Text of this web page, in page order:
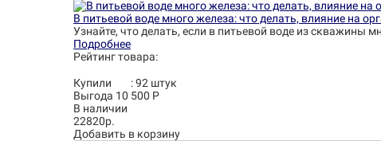
В питьевой воде много железа: что делать, влияние на
Узнайте, что делать, если в питьевой воде из скважины
Подробнее
Рейтинг товара:
Купили :92 штук
Выгода 10 500 Р
В наличии
22820р.
Добавить в корзину